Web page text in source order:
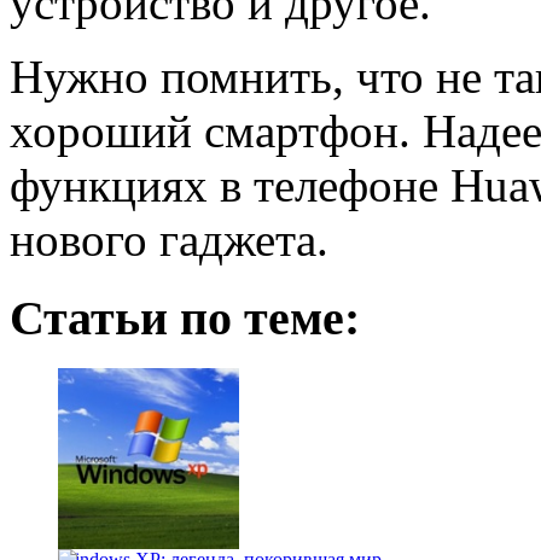
Нужно помнить, что не
хороший смартфон.
функциях в телефоне
нового гаджета.
Статьи по теме: